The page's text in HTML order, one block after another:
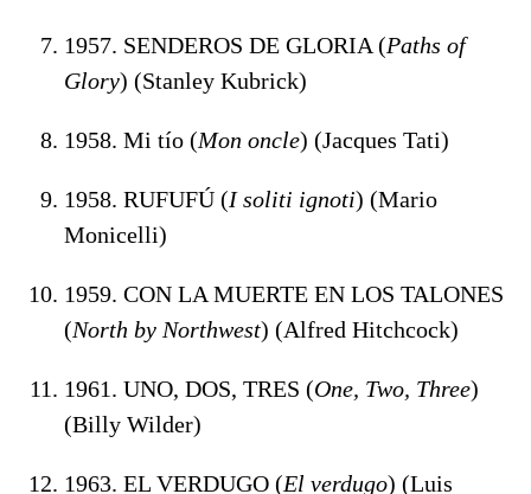
1957. SENDEROS DE GLORIA (Paths of
Glory) (Stanley Kubrick)
1958. Mi tío (Mon oncle) (Jacques Tati)
1958. RUFUFÚ (I soliti ignoti) (Mario
Monicelli)
1959. CON LA MUERTE EN LOS TALONES
(North by Northwest) (Alfred Hitchcock)
1961. UNO, DOS, TRES (One, Two, Three)
(Billy Wilder)
1963. EL VERDUGO (El verdugo) (Luis